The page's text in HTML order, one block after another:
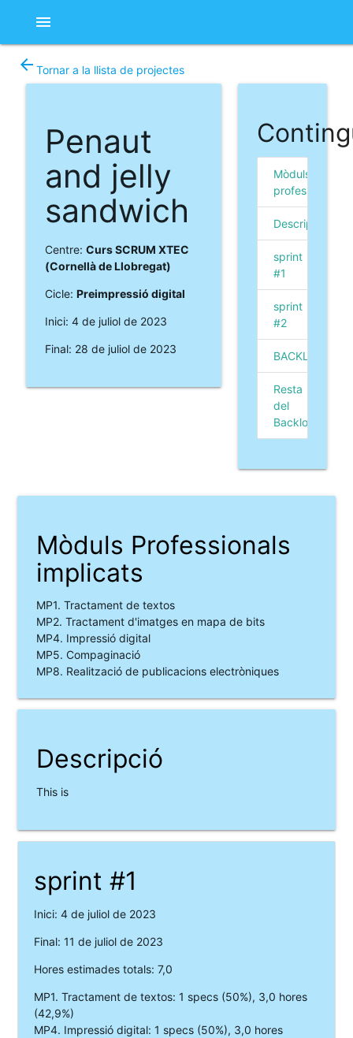
menu
arrow_backTornar a la llista de projectes
Penaut
and jelly
sandwich
Centre: Curs SCRUM XTEC
(Cornellà de Llobregat)
Cicle: Preimpressió digital
Inici: 4 de juliol de 2023
Final: 28 de juliol de 2023
Mòduls
professionals
Descripció
sprint
#1
sprint
#2
BACKLOG
Resta
del
Backlog
Mòduls Professionals
implicats
MP1. Tractament de textos
MP2. Tractament d'imatges en mapa de bits
MP4. Impressió digital
MP5. Compaginació
MP8. Realització de publicacions electròniques
Descripció
This is
sprint #1
Inici: 4 de juliol de 2023
Final: 11 de juliol de 2023
Hores estimades totals: 7,0
MP1. Tractament de textos: 1 specs (50%), 3,0 hores
(42,9%)
MP4. Impressió digital: 1 specs (50%), 3,0 hores